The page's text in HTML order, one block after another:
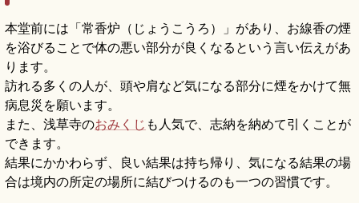
本堂前には「常香炉（じょうこうろ）」があり、お線香の煙
を浴びることで体の悪い部分が良くなるという言い伝えがあ
ります。
訪れる多くの人が、頭や肩など気になる部分に煙をかけて無
病息災を願います。
また、浅草寺のおみくじ も人気で、志納を納めて引くことが
できます。
結果にかかわらず、良い結果は持ち帰り、気になる結果の場
合は境内の所定の場所に結びつけるのも一つの習慣です。